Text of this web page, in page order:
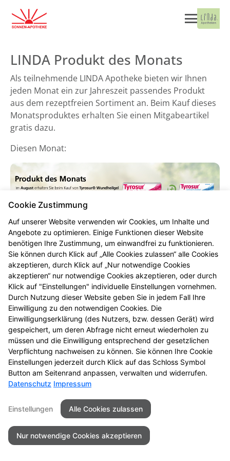
LINDA Produkt des Monats
Als teilnehmende LINDA Apotheke bieten wir Ihnen
jeden Monat ein zur Jahreszeit passendes Produkt
aus dem rezeptfreien Sortiment an. Beim Kauf dieses
Monatsproduktes erhalten Sie einen Mitgabeartikel
gratis dazu.
Diesen Monat:
Mehr Produktinformationen
Seitenübersicht Kontakt
Impressum
Datenschutz
Barrierefreiheit
© 2026 Sonnen Apotheke
Cookie Zustimmung
Auf unserer Website verwenden wir Cookies, um Inhalte und
Angebote zu optimieren. Einige Funktionen dieser Website
benötigen Ihre Zustimmung, um einwandfrei zu funktionieren.
Sie können durch Klick auf „Alle Cookies zulassen“ alle Cookies
akzeptieren, durch Klick auf „Nur notwendige Cookies
akzeptieren“ nur notwendige Cookies akzeptieren, oder durch
Klick auf "Einstellungen" individuelle Einstellungen vornehmen.
Durch Nutzung dieser Website geben Sie in jedem Fall Ihre
Einwilligung zu den notwendigen Cookies. Die
Einwilligungserklärung (des Nutzers, bzw. dessen Gerät) wird
gespeichert, um deren Abfrage nicht erneut wiederholen zu
müssen und die Einwilligung entsprechend der gesetzlichen
Verpflichtung nachweisen zu können. Sie können Ihre Cookie
Einstellungen jederzeit durch Klick auf das Schloss Symbol
Button am Seitenrand anpassen, verwalten und widerrufen.
Datenschutz Impressum
Einstellungen Alle Cookies zulassen
Nur notwendige Cookies akzeptieren